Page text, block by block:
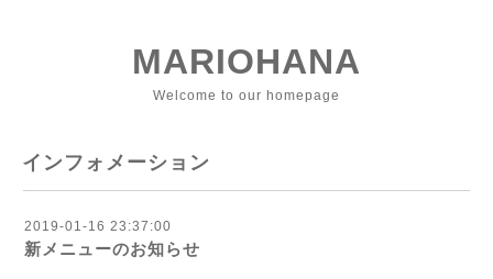
MARIOHANA
Welcome to our homepage
インフォメーション
2019-01-16 23:37:00
新メニューのお知らせ